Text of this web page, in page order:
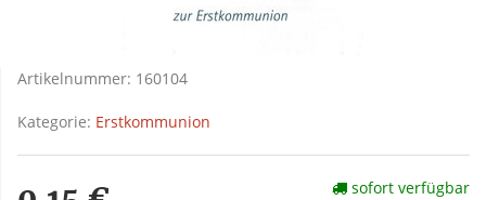
Artikelnummer: 160104
Kategorie: Erstkommunion
sofort verfügbar